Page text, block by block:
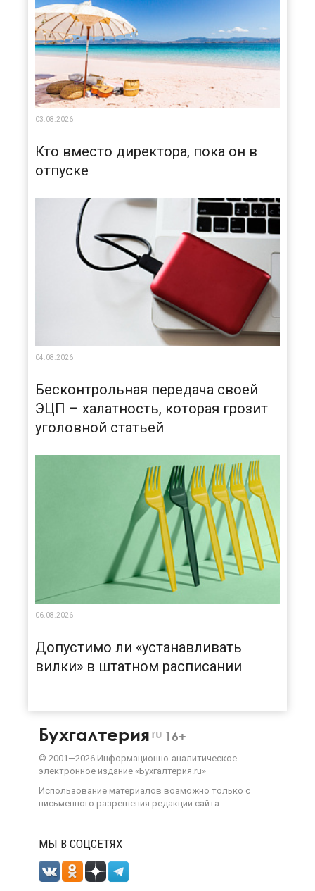
03.08.2026
Кто вместо директора, пока он в
отпуске
04.08.2026
Бесконтрольная передача своей
ЭЦП – халатность, которая грозит
уголовной статьей
06.08.2026
Допустимо ли «устанавливать
вилки» в штатном расписании
Бухгалтерия ru 16+
© 2001—2026 Информационно-аналитическое
электронное издание «Бухгалтерия.ru»
Использование материалов возможно только с
письменного разрешения редакции сайта
МЫ В СОЦСЕТЯХ